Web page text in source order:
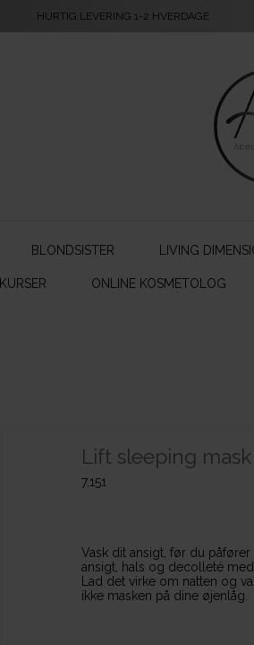
HURTIG LEVERING 1-2 HVERDAGE
BLONDSISTER LIVING
KURSER ONLINE KOSMETOLOG
Lift sleeping mask
7,151
Vask dit ansigt, før du
ansigt, hals og decolleté
Lad det virke om natten og
ikke masken på dine øjenlåg.